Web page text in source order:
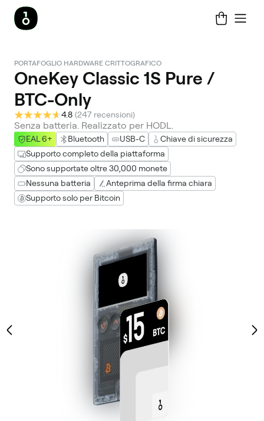
PORTAFOGLIO HARDWARE CRITTOGRAFICO
OneKey Classic 1S Pure /
BTC-Only
4.8 (247 recensioni)
Senza batteria. Realizzato per HODL.
EAL 6+ Bluetooth USB-C
Chiave di sicurezza
Supporto completo della piattaforma
Sono supportate oltre 30,000 monete
Nessuna batteria
Anteprima della firma chiara
Supporto solo per Bitcoin